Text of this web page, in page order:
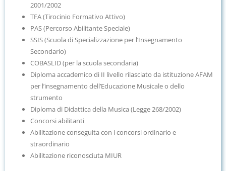
2001/2002
TFA (Tirocinio Formativo Attivo)
PAS (Percorso Abilitante Speciale)
SSIS (Scuola di Specializzazione per l’Insegnamento
Secondario)
COBASLID (per la scuola secondaria)
Diploma accademico di II livello rilasciato da istituzione AFAM
per l’insegnamento dell’Educazione Musicale o dello
strumento
Diploma di Didattica della Musica (Legge 268/2002)
Concorsi abilitanti
Abilitazione conseguita con i concorsi ordinario e
straordinario
Abilitazione riconosciuta MIUR